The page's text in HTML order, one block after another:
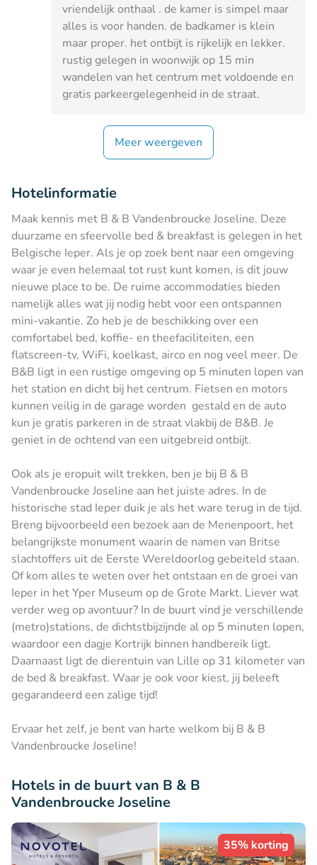
vriendelijk onthaal . de kamer is simpel maar
alles is voor handen. de badkamer is klein
maar proper. het ontbijt is rijkelijk en lekker.
rustig gelegen in woonwijk op 15 min
wandelen van het centrum met voldoende en
gratis parkeergelegenheid in de straat.
Meer weergeven
Hotelinformatie
Maak kennis met B & B Vandenbroucke Joseline. Deze
duurzame en sfeervolle bed & breakfast is gelegen in het
Belgische Ieper. Als je op zoek bent naar een omgeving
waar je even helemaal tot rust kunt komen, is dit jouw
nieuwe place to be. De ruime accommodaties bieden
namelijk alles wat jij nodig hebt voor een ontspannen
mini-vakantie. Zo heb je de beschikking over een
comfortabel bed, koffie- en theefaciliteiten, een
flatscreen-tv, WiFi, koelkast, airco en nog veel meer. De
B&B ligt in een rustige omgeving op 5 minuten lopen van
het station en dicht bij het centrum. Fietsen en motors
kunnen veilig in de garage worden gestald en de auto
kun je gratis parkeren in de straat vlakbij de B&B. Je
geniet in de ochtend van een uitgebreid ontbijt.
Ook als je eropuit wilt trekken, ben je bij B & B
Vandenbroucke Joseline aan het juiste adres. In de
historische stad Ieper duik je als het ware terug in de tijd.
Breng bijvoorbeeld een bezoek aan de Menenpoort, het
belangrijkste monument waarin de namen van Britse
slachtoffers uit de Eerste Wereldoorlog gebeiteld staan.
Of kom alles te weten over het ontstaan en de groei van
Ieper in het Yper Museum op de Grote Markt. Liever wat
verder weg op avontuur? In de buurt vind je verschillende
(metro)stations, de dichtstbijzijnde al op 5 minuten lopen,
waardoor een dagje Kortrijk binnen handbereik ligt.
Daarnaast ligt de dierentuin van Lille op 31 kilometer van
de bed & breakfast. Waar je ook voor kiest, jij beleeft
gegarandeerd een zalige tijd!
Ervaar het zelf, je bent van harte welkom bij B & B
Vandenbroucke Joseline!
Hotels in de buurt van B & B
Vandenbroucke Joseline
35% korting